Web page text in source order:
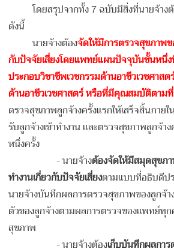
โดยสรุปจากทั้ง 7 ฉบับมีสิ่งที่นายจ้าง
ดังนี้
นายจ้างต้องจัดให้มีการตรวจสุขภาพข
กับปัจจัยเสี่ยงโดยแพทย์แผนปัจจุบันชั้นหนึ่
ประกอบวิชาชีพเวชกรรมด้านอาชีวเวชศาส
ด้านอาชีวเวชศาสตร์ หรือที่มีคุณสมบัติตา
ตรวจสุขภาพลูกจ้างครั้งแรกให้เสร็จสิ้นภา
รับลูกจ้างเข้าทำงาน และตรวจสุขภาพลูกจ้า
หนึ่งครั้ง
- นายจ้างต้องจัดให้มีสมุดสุขภ
ทำงานเกี่ยวกับปัจจัยเสี่ยงตามแบบที่อธิบดีป
นายจ้างบันทึกผลการตรวจสุขภาพของลูกจ้
ตัวของลูกจ้างตามผลการตรวจของแพทย์ทุ
สุขภาพ
-นายจ้างต้องเก็บบันทึกผลกา